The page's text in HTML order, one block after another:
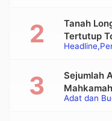
Headline
Tanah
Tertutup
Adat dan
Sejumlah
Alat Berat